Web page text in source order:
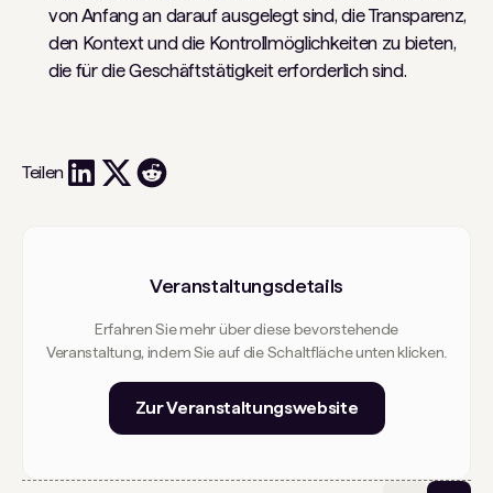
von Anfang an darauf ausgelegt sind, die Transparenz,
den Kontext und die Kontrollmöglichkeiten zu bieten,
die für die Geschäftstätigkeit erforderlich sind.
Teilen
Veranstaltungsdetails
Erfahren Sie mehr über diese bevorstehende
Veranstaltung, indem Sie auf die Schaltfläche unten klicken.
Zur Veranstaltungswebsite